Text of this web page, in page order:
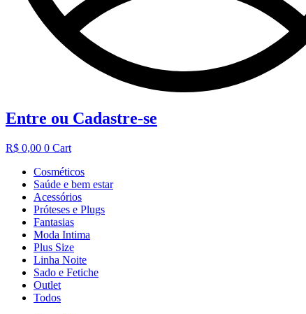
Entre ou Cadastre-se
R$ 0,00 0 Cart
Cosméticos
Saúde e bem estar
Acessórios
Próteses e Plugs
Fantasias
Moda Intima
Plus Size
Linha Noite
Sado e Fetiche
Outlet
Todos